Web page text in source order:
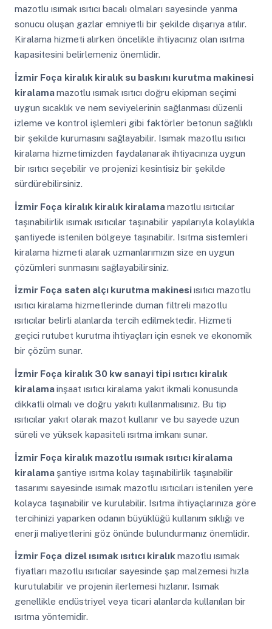
mazotlu ısımak ısıtıcı bacalı olmaları sayesinde yanma
sonucu oluşan gazlar emniyetli bir şekilde dışarıya atılır.
Kiralama hizmeti alırken öncelikle ihtiyacınız olan ısıtma
kapasitesini belirlemeniz önemlidir.
İzmir Foça kiralık kiralık su baskını kurutma makinesi
kiralamamazotlu ısımak ısıtıcı doğru ekipman seçimi
uygun sıcaklık ve nem seviyelerinin sağlanması düzenli
izleme ve kontrol işlemleri gibi faktörler betonun sağlıklı
bir şekilde kurumasını sağlayabilir. Isımak mazotlu ısıtıcı
kiralama hizmetimizden faydalanarak ihtiyacınıza uygun
bir ısıtıcı seçebilir ve projenizi kesintisiz bir şekilde
sürdürebilirsiniz.
İzmir Foça kiralık kiralık kiralamamazotlu ısıtıcılar
taşınabilirlik ısımak ısıtıcılar taşınabilir yapılarıyla kolaylıkla
şantiyede istenilen bölgeye taşınabilir. Isıtma sistemleri
kiralama hizmeti alarak uzmanlarımızın size en uygun
çözümleri sunmasını sağlayabilirsiniz.
İzmir Foça saten alçı kurutma makinesiısıtıcı mazotlu
ısıtıcı kiralama hizmetlerinde duman filtreli mazotlu
ısıtıcılar belirli alanlarda tercih edilmektedir. Hizmeti
geçici rutubet kurutma ihtiyaçları için esnek ve ekonomik
bir çözüm sunar.
İzmir Foça kiralık 30 kw sanayi tipi ısıtıcı kiralık
kiralamainşaat ısıtıcı kiralama yakıt ikmali konusunda
dikkatli olmalı ve doğru yakıtı kullanmalısınız. Bu tip
ısıtıcılar yakıt olarak mazot kullanır ve bu sayede uzun
süreli ve yüksek kapasiteli ısıtma imkanı sunar.
İzmir Foça kiralık mazotlu ısımak ısıtıcı kiralama
kiralama şantiye ısıtma kolay taşınabilirlik taşınabilir
tasarımı sayesinde ısımak mazotlu ısıtıcıları istenilen yere
kolayca taşınabilir ve kurulabilir. Isıtma ihtiyaçlarınıza göre
tercihinizi yaparken odanın büyüklüğü kullanım sıklığı ve
enerji maliyetlerini göz önünde bulundurmanız önemlidir.
İzmir Foça dizel ısımak ısıtıcı kiralık mazotlu ısımak
fiyatları mazotlu ısıtıcılar sayesinde şap malzemesi hızla
kurutulabilir ve projenin ilerlemesi hızlanır. Isımak
genellikle endüstriyel veya ticari alanlarda kullanılan bir
ısıtma yöntemidir.